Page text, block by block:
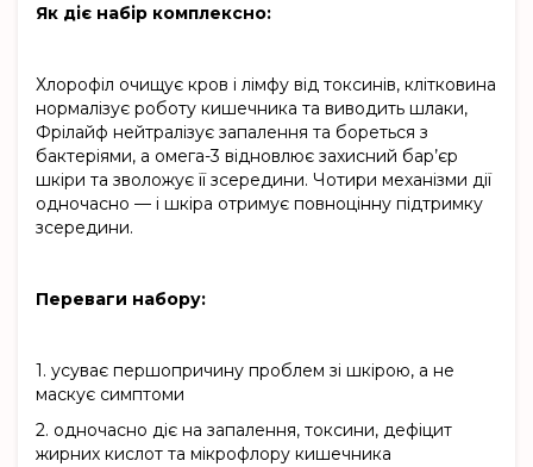
Як діє набір комплексно:
Хлорофіл очищує кров і лімфу від токсинів, клітковина
нормалізує роботу кишечника та виводить шлаки,
Фрілайф нейтралізує запалення та бореться з
бактеріями, а омега-3 відновлює захисний бар’єр
шкіри та зволожує її зсередини. Чотири механізми дії
одночасно — і шкіра отримує повноцінну підтримку
зсередини.
Переваги набору:
1. усуває першопричину проблем зі шкірою, а не
маскує симптоми
2. одночасно діє на запалення, токсини, дефіцит
жирних кислот та мікрофлору кишечника